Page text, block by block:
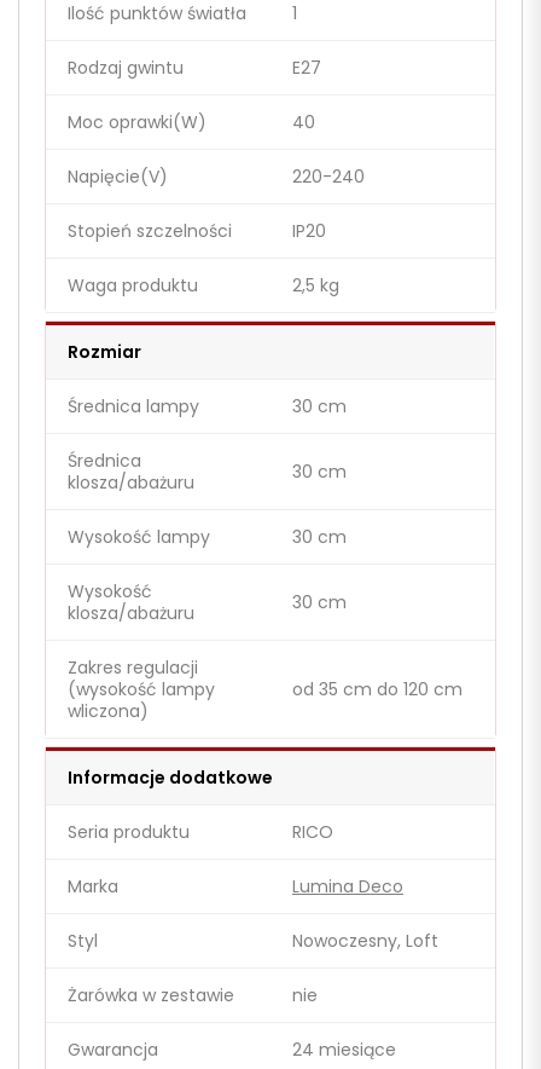
Ilość punktów światła 1
Rodzaj gwintu E27
Moc oprawki(W) 40
Napięcie(V) 220-240
Stopień szczelności IP20
Waga produktu 2,5 kg
Rozmiar
Średnica lampy 30 cm
Średnica
klosza/abażuru
30 cm
Wysokość lampy 30 cm
Wysokość
klosza/abażuru
30 cm
Zakres regulacji
(wysokość lampy
wliczona)
od 35 cm do 120 cm
Informacje dodatkowe
Seria produktu RICO
Marka Lumina Deco
Styl Nowoczesny, Loft
Żarówka w zestawie nie
Gwarancja 24 miesiące